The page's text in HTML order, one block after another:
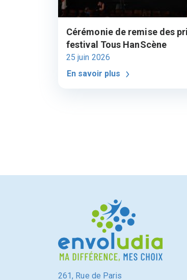
Cérémonie de remise des
festival Tous HanScène
25 juin 2026
En savoir plus
261, Rue de Paris